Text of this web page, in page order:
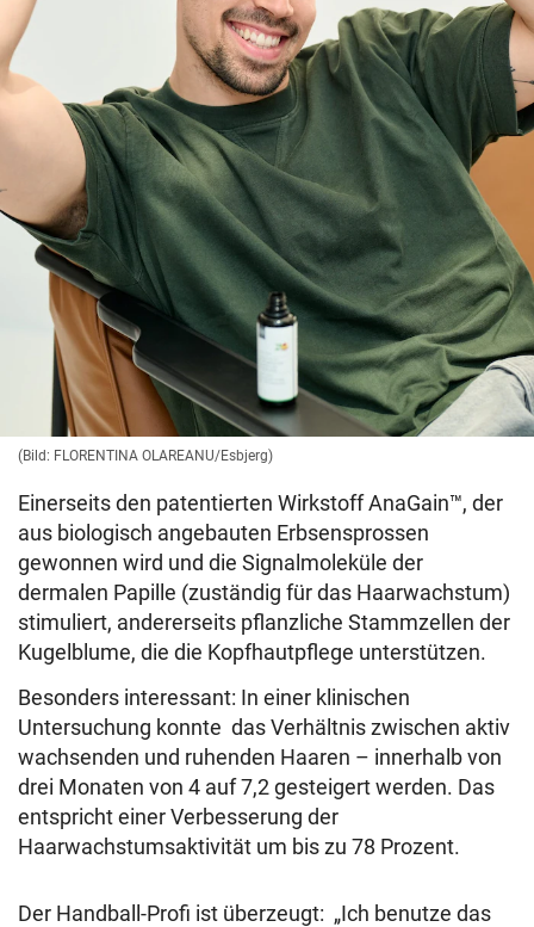
(Bild: FLORENTINA OLAREANU/Esbjerg)
Einerseits den patentierten Wirkstoff AnaGain™, der
aus biologisch angebauten Erbsensprossen
gewonnen wird und die Signalmoleküle der
dermalen Papille (zuständig für das Haarwachstum)
stimuliert, andererseits pflanzliche Stammzellen der
Kugelblume, die die Kopfhautpflege unterstützen.
Besonders interessant: In einer klinischen
Untersuchung konnte das Verhältnis zwischen aktiv
wachsenden und ruhenden Haaren – innerhalb von
drei Monaten von 4 auf 7,2 gesteigert werden. Das
entspricht einer Verbesserung der
Haarwachstumsaktivität um bis zu 78 Prozent.
Der Handball-Profi ist überzeugt: „Ich benutze das